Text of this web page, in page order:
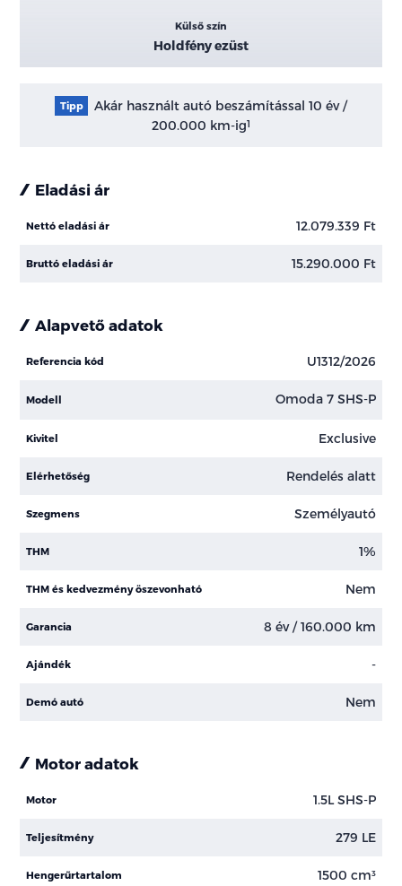
Külső szín
Holdfény ezüst
Tipp
Akár használt autó beszámítással 10 év /
200.000 km-ig1
Eladási ár
Nettó eladási ár 12.079.339 Ft
Bruttó eladási ár 15.290.000 Ft
Alapvető adatok
Referencia kód U1312/2026
Modell Omoda 7 SHS-P
Kivitel Exclusive
Elérhetőség Rendelés alatt
Szegmens Személyautó
THM 1%
THM és kedvezmény öszevonható Nem
Garancia 8 év / 160.000 km
Ajándék -
Demó autó Nem
Motor adatok
Motor 1.5L SHS-P
Teljesítmény 279 LE
Hengerűrtartalom 1500 cm³